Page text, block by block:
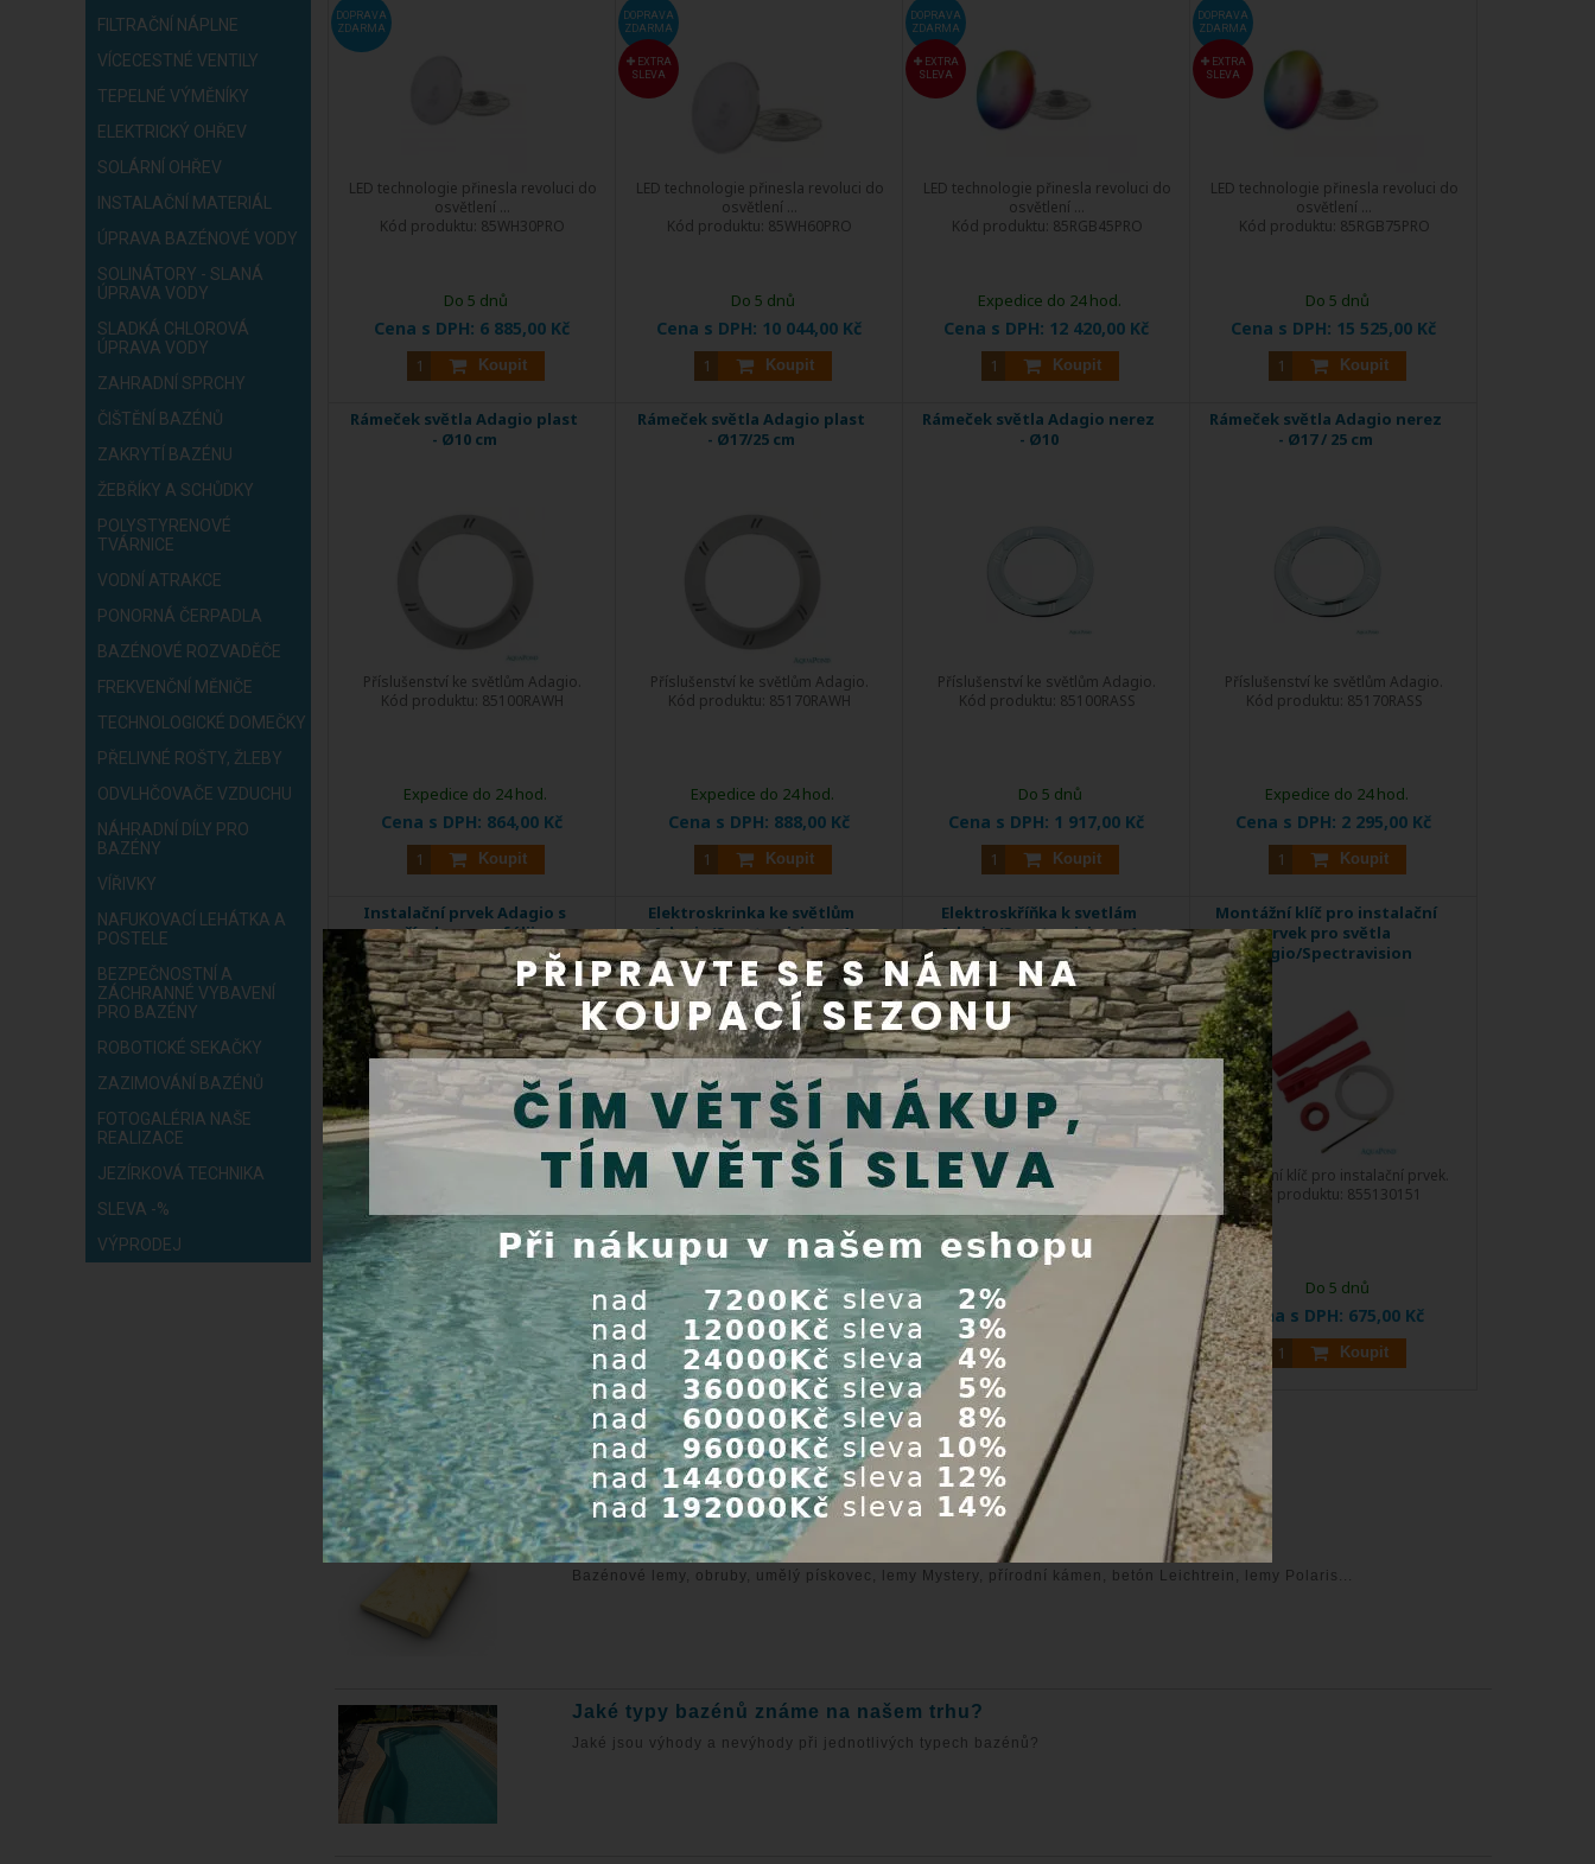
FILTRAČNÍ NÁPLNE
VÍCECESTNÉ VENTILY
TEPELNÉ VÝMĚNÍKY
ELEKTRICKÝ OHŘEV
SOLÁRNÍ OHŘEV
INSTALAČNÍ MATERIÁL
ÚPRAVA BAZÉNOVÉ VODY
SOLINÁTORY - SLANÁ
ÚPRAVA VODY
SLADKÁ CHLOROVÁ
ÚPRAVA VODY
ZAHRADNÍ SPRCHY
ČIŠTĚNÍ BAZÉNŮ
ZAKRYTÍ BAZÉNU
ŽEBŘÍKY A SCHŮDKY
POLYSTYRENOVÉ
TVÁRNICE
VODNÍ ATRAKCE
PONORNÁ ČERPADLA
BAZÉNOVÉ ROZVADĚČE
FREKVENČNÍ MĚNIČE
TECHNOLOGICKÉ DOMEČKY
PŘELIVNÉ ROŠTY, ŽLEBY
ODVLHČOVAČE VZDUCHU
NÁHRADNÍ DÍLY PRO
BAZÉNY
VÍŘIVKY
NAFUKOVACÍ LEHÁTKA A
POSTELE
BEZPEČNOSTNÍ A
ZÁCHRANNÉ VYBAVENÍ
PRO BAZÉNY
ROBOTICKÉ SEKAČKY
ZAZIMOVÁNÍ BAZÉNŮ
FOTOGALÉRIA NAŠE
REALIZACE
JEZÍRKOVÁ TECHNIKA
SLEVA -%
VÝPRODEJ
DOPRAVA
ZDARMA
LED technologie přinesla revoluci do
osvětlení ...
Kód produktu: 85WH30PRO
Cena s DPH: 6 885,00 Kč
Koupit
Do 5 dnů
DOPRAVA
ZDARMA
EXTRA
SLEVA
LED technologie přinesla revoluci do
osvětlení ...
Kód produktu: 85WH60PRO
Cena s DPH: 10 044,00 Kč
Koupit
Do 5 dnů
DOPRAVA
ZDARMA
EXTRA
SLEVA
LED technologie přinesla revoluci do
osvětlení ...
Kód produktu: 85RGB45PRO
Cena s DPH: 12 420,00 Kč
Koupit
Expedice do 24 hod.
DOPRAVA
ZDARMA
EXTRA
SLEVA
LED technologie přinesla revoluci do
osvětlení ...
Kód produktu: 85RGB75PRO
Cena s DPH: 15 525,00 Kč
Koupit
Do 5 dnů
Rámeček světla Adagio plast
- Ø10 cm
Příslušenství ke světlům Adagio.
Kód produktu: 85100RAWH
Cena s DPH: 864,00 Kč
Koupit
Expedice do 24 hod.
Rámeček světla Adagio plast
- Ø17/25 cm
Příslušenství ke světlům Adagio.
Kód produktu: 85170RAWH
Cena s DPH: 888,00 Kč
Koupit
Expedice do 24 hod.
Rámeček světla Adagio nerez
- Ø10
Příslušenství ke světlům Adagio.
Kód produktu: 85100RASS
Cena s DPH: 1 917,00 Kč
Koupit
Do 5 dnů
Rámeček světla Adagio nerez
- Ø17 / 25 cm
Příslušenství ke světlům Adagio.
Kód produktu: 85170RASS
Cena s DPH: 2 295,00 Kč
Koupit
Expedice do 24 hod.
Instalační prvek Adagio s
přírubou pro fólii
85WTMS
Cena s DPH:1 350,00 Kč
Koupit
Expedice do 24 hod.
Elektroskrinka ke světlům
Adagio/Spectravision + 1
klíčenka
Příslušenství ke světlům
Adagio/Spectravision. ...
Kód produktu:81PLSREM
Cena s DPH:4 115,00 Kč
Koupit
Expedice do 24 hod.
Elektroskříňka k svetlám
Adagio/Spectravision + 1
kľúčenka
DOPRAVA
ZDARMA
EXTRA
SLEVA
Příslušenství k podvodním
světlometům.
Kód produktu:81PLPREM
Cena s DPH: 8 100,00 Kč
Koupit
Expedice do 24 hod.
Montážní klíč pro instalační
prvek pro světla
Adagio/Spectravision
Montážní klíč pro instalační prvek.
Kód produktu: 855130151
Cena s DPH: 675,00 Kč
Koupit
Do 5 dnů
PORADNA PRO BAZÉNY
Jaký typ bazénového lemu vybrat?
Bazénové lemy, obruby, umělý pískovec, lemy Mystery, přírodní kámen, betón Leichtrein, lemy Polaris...
Jaké typy bazénů známe na našem trhu?
Jaké jsou výhody a nevýhody při jednotlivých typech bazénů?